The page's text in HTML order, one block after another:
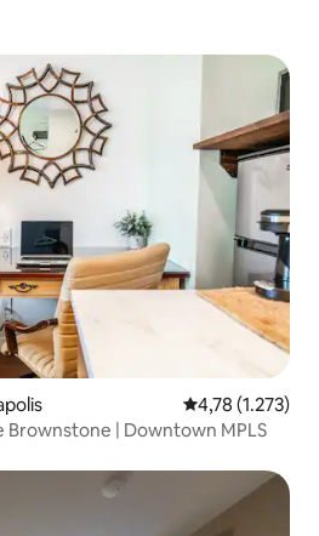
Gemiddelde
4,78 (1.273)
Brownstone | Downtown MPLS